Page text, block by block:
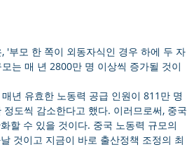
'부모 한 쪽이 외동자식인 경우 하에 두 자
는 매 년 2800만 명 이상씩 증가될 것이
년 유효한 노동력 공급 인원이 811만 명
도씩 감소한다고 했다. 이러므로써, 중국
할 수 있을 것이다. 중국 노동력 규모의
것이고 지금이 바로 출산정책 조정의 최